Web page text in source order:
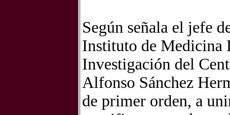
Según señala el jefe
Instituto de Medicina
Investigación del
Alfonso Sánchez
de primer orden, a